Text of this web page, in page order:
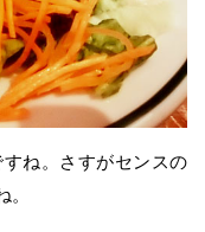
ね。さすがセンスの